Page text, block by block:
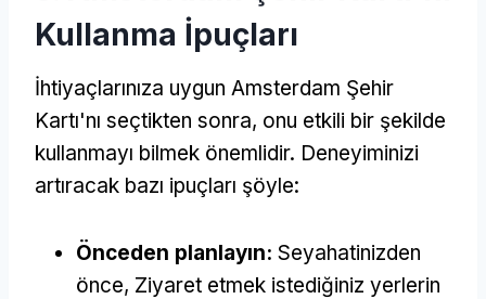
Kullanma İpuçları
İhtiyaçlarınıza uygun Amsterdam Şehir
Kartı'nı seçtikten sonra, onu etkili bir şekilde
kullanmayı bilmek önemlidir. Deneyiminizi
artıracak bazı ipuçları şöyle:
Önceden planlayın: Seyahatinizden
önce, Ziyaret etmek istediğiniz yerlerin